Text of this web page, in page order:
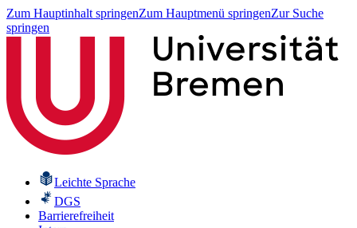
Zum Hauptinhalt springenZum Hauptmenü springenZur Suche
springen
Leichte Sprache
DGS
Barrierefreiheit